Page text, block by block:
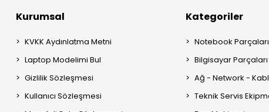
Kurumsal
KVKK Aydınlatma Metni
Laptop Modelimi Bul
Gizlilik Sözleşmesi
Kullanıcı Sözleşmesi
Kategoriler
Notebook Parçaları
Bilgisayar Parçaları
Ağ - Network -
Teknik Servis